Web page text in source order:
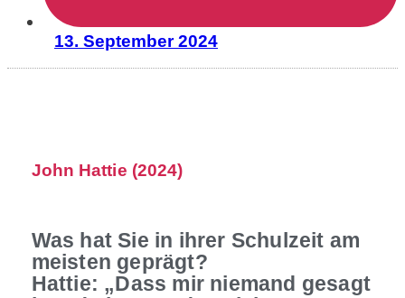
13. September 2024
John Hattie (2024)
Was hat Sie in ihrer Schulzeit am
meisten geprägt?
Hattie: „Dass mir niemand gesagt